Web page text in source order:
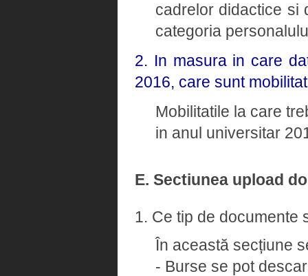
cadrelor didactice si
categoria
2. In masura in care
2016, care sunt
Mobilitatile la care
in anul universitar
E. Sectiunea upload
1. Ce tip de documente
În această secțiune
- Burse se pot